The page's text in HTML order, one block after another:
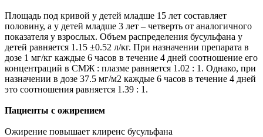
Площадь под кривой у детей младше 15 лет составляет
половину, а у детей младше 3 лет – четверть от аналогичного
показателя у взрослых. Объем распределения бусульфана у
детей равняется 1.15 ±0.52 л/кг. При назначении препарата в
дозе 1 мг/кг каждые 6 часов в течение 4 дней соотношение его
концентраций в СМЖ : плазме равняется 1.02 : 1. Однако, при
назначении в дозе 37.5 мг/м2 каждые 6 часов в течение 4 дней
это соотношения равняется 1.39 : 1.
Пациенты с ожирением
Ожирение повышает клиренс бусульфана